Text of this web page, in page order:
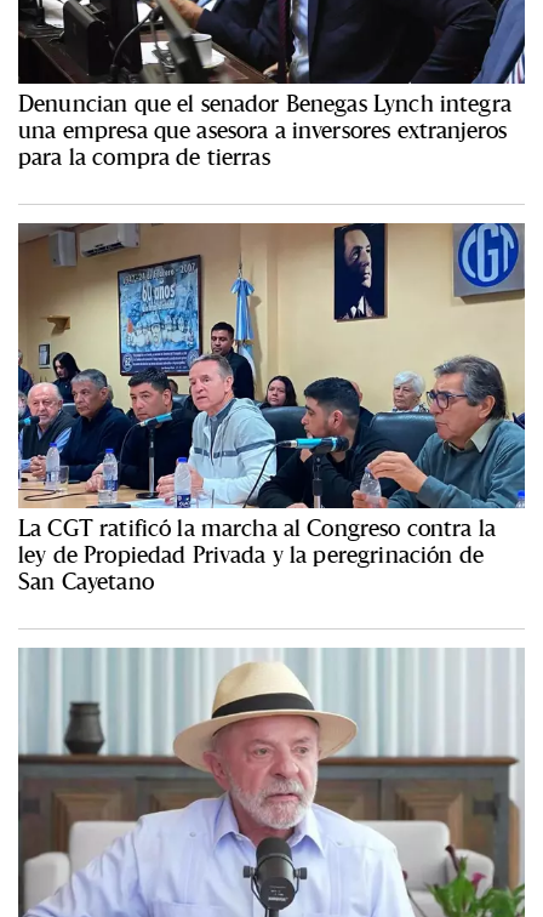
Denuncian que el senador Benegas Lynch integra
una empresa que asesora a inversores extranjeros
para la compra de tierras
La CGT ratificó la marcha al Congreso contra la
ley de Propiedad Privada y la peregrinación de
San Cayetano